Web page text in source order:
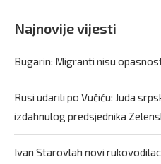
Najnovije vijesti
Bugarin: Migranti nisu
Rusi udarili po Vučiću: Juda
izdahnulog predsjednika
Ivan Starovlah novi